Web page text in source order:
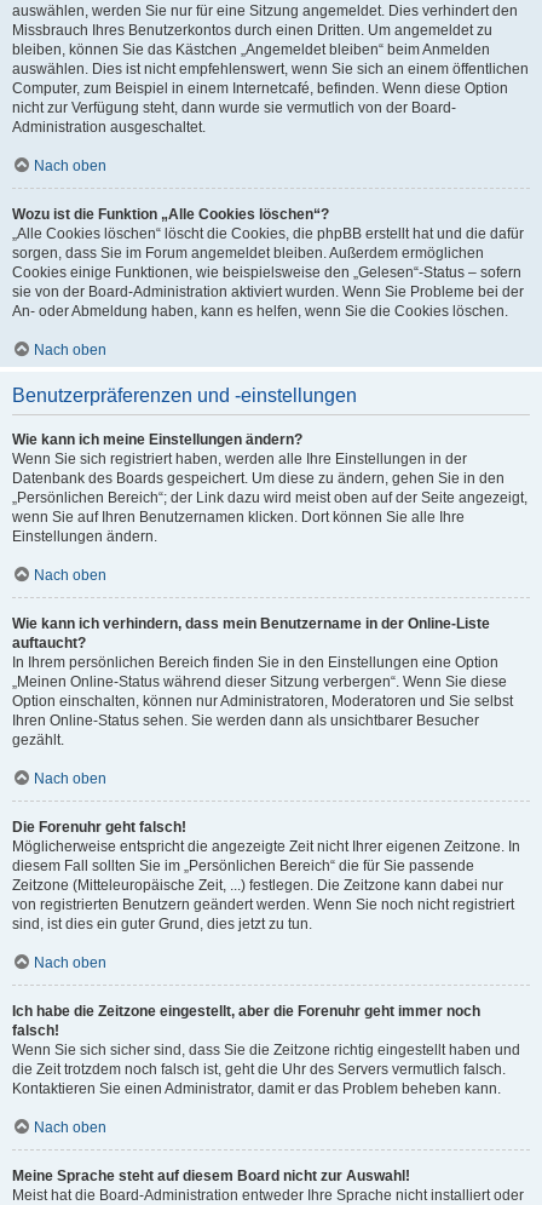
auswählen, werden Sie nur für eine Sitzung angemeldet. Dies verhindert den
Missbrauch Ihres Benutzerkontos durch einen Dritten. Um angemeldet zu
bleiben, können Sie das Kästchen „Angemeldet bleiben“ beim Anmelden
auswählen. Dies ist nicht empfehlenswert, wenn Sie sich an einem öffentlichen
Computer, zum Beispiel in einem Internetcafé, befinden. Wenn diese Option
nicht zur Verfügung steht, dann wurde sie vermutlich von der Board-
Administration ausgeschaltet.
Nach oben
Wozu ist die Funktion „Alle Cookies löschen“?
„Alle Cookies löschen“ löscht die Cookies, die phpBB erstellt hat und die dafür
sorgen, dass Sie im Forum angemeldet bleiben. Außerdem ermöglichen
Cookies einige Funktionen, wie beispielsweise den „Gelesen“-Status – sofern
sie von der Board-Administration aktiviert wurden. Wenn Sie Probleme bei der
An- oder Abmeldung haben, kann es helfen, wenn Sie die Cookies löschen.
Nach oben
Benutzerpräferenzen und -einstellungen
Wie kann ich meine Einstellungen ändern?
Wenn Sie sich registriert haben, werden alle Ihre Einstellungen in der
Datenbank des Boards gespeichert. Um diese zu ändern, gehen Sie in den
„Persönlichen Bereich“; der Link dazu wird meist oben auf der Seite angezeigt,
wenn Sie auf Ihren Benutzernamen klicken. Dort können Sie alle Ihre
Einstellungen ändern.
Nach oben
Wie kann ich verhindern, dass mein Benutzername in der Online-Liste
auftaucht?
In Ihrem persönlichen Bereich finden Sie in den Einstellungen eine Option
„Meinen Online-Status während dieser Sitzung verbergen“. Wenn Sie diese
Option einschalten, können nur Administratoren, Moderatoren und Sie selbst
Ihren Online-Status sehen. Sie werden dann als unsichtbarer Besucher
gezählt.
Nach oben
Die Forenuhr geht falsch!
Möglicherweise entspricht die angezeigte Zeit nicht Ihrer eigenen Zeitzone. In
diesem Fall sollten Sie im „Persönlichen Bereich“ die für Sie passende
Zeitzone (Mitteleuropäische Zeit, ...) festlegen. Die Zeitzone kann dabei nur
von registrierten Benutzern geändert werden. Wenn Sie noch nicht registriert
sind, ist dies ein guter Grund, dies jetzt zu tun.
Nach oben
Ich habe die Zeitzone eingestellt, aber die Forenuhr geht immer noch
falsch!
Wenn Sie sich sicher sind, dass Sie die Zeitzone richtig eingestellt haben und
die Zeit trotzdem noch falsch ist, geht die Uhr des Servers vermutlich falsch.
Kontaktieren Sie einen Administrator, damit er das Problem beheben kann.
Nach oben
Meine Sprache steht auf diesem Board nicht zur Auswahl!
Meist hat die Board-Administration entweder Ihre Sprache nicht installiert oder